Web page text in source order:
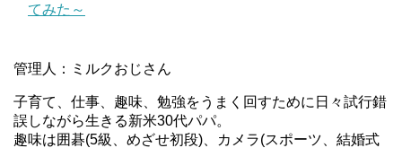
てみた～
管理人：ミルクおじさん
子育て、仕事、趣味、勉強をうまく回すために日々試行錯
誤しながら生きる新米30代パパ。
趣味は囲碁(5級、めざせ初段)、カメラ(スポーツ、結婚式